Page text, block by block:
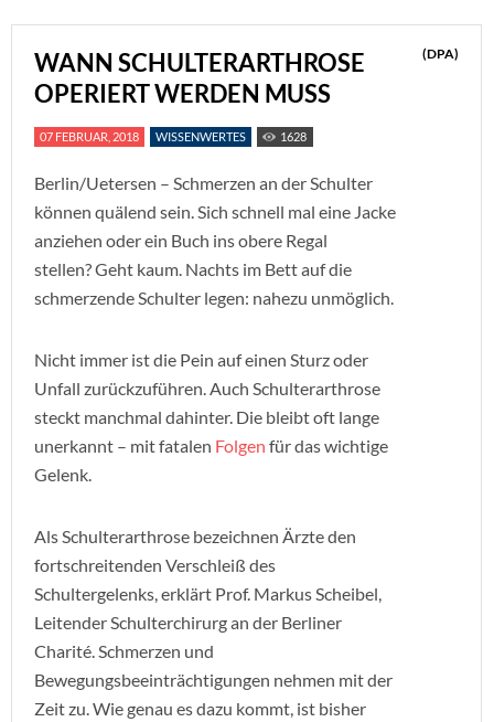
WANN SCHULTERARTHROSE
OPERIERT WERDEN MUSS
(DPA)
07 FEBRUAR, 2018 WISSENWERTES 1628
Berlin/Uetersen – Schmerzen an der Schulter
können quälend sein. Sich schnell mal eine Jacke
anziehen oder ein Buch ins obere Regal
stellen? Geht kaum. Nachts im Bett auf die
schmerzende Schulter legen: nahezu unmöglich.
Nicht immer ist die Pein auf einen Sturz oder
Unfall zurückzuführen. Auch Schulterarthrose
steckt manchmal dahinter. Die bleibt oft lange
unerkannt – mit fatalen Folgen für das wichtige
Gelenk.
Als Schulterarthrose bezeichnen Ärzte den
fortschreitenden Verschleiß des
Schultergelenks, erklärt Prof. Markus Scheibel,
Leitender Schulterchirurg an der Berliner
Charité. Schmerzen und
Bewegungsbeeinträchtigungen nehmen mit der
Zeit zu. Wie genau es dazu kommt, ist bisher